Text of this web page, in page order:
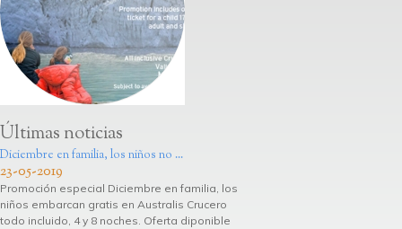
Últimas noticias
Diciembre en familia, los niños no ...
23-05-2019
Promoción especial Diciembre en familia, los
niños embarcan gratis en Australis Crucero
todo incluido, 4 y 8 noches. Oferta diponible